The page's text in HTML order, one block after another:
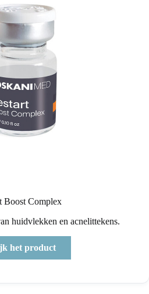
Boost Complex
huidvlekken en acnelittekens.
het product